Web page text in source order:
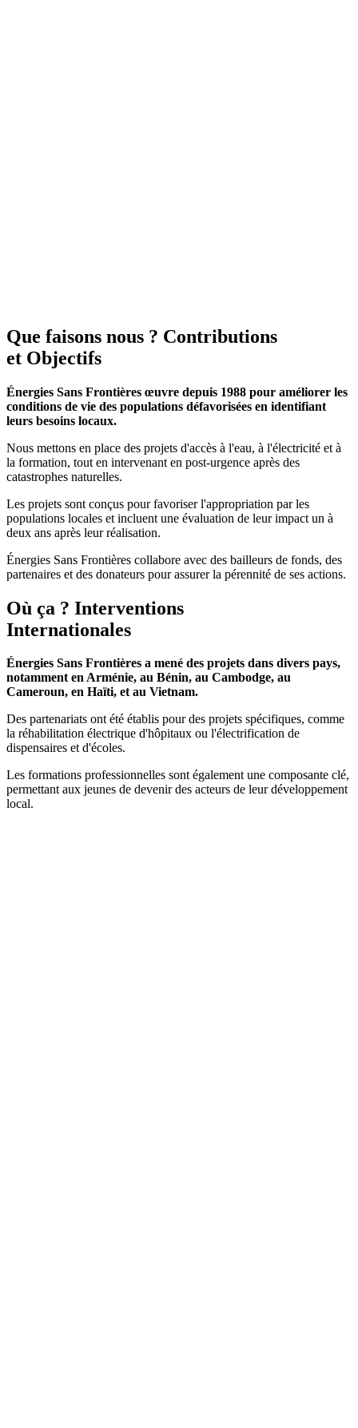
Que faisons nous ? Contributions
et Objectifs
Énergies Sans Frontières œuvre depuis 1988 pour améliorer les
conditions de vie des populations défavorisées en identifiant
leurs besoins locaux.
Nous mettons en place des projets d'accès à l'eau, à l'électricité et à
la formation, tout en intervenant en post-urgence après des
catastrophes naturelles.
Les projets sont conçus pour favoriser l'appropriation par les
populations locales et incluent une évaluation de leur impact un à
deux ans après leur réalisation.
Énergies Sans Frontières collabore avec des bailleurs de fonds, des
partenaires et des donateurs pour assurer la pérennité de ses actions.
Où ça ? Interventions
Internationales
Énergies Sans Frontières a mené des projets dans divers pays,
notamment en Arménie, au Bénin, au Cambodge, au
Cameroun, en Haïti, et au Vietnam. ​
Des partenariats ont été établis pour des projets spécifiques, comme
la réhabilitation électrique d'hôpitaux ou l'électrification de
dispensaires et d'écoles.
Les formations professionnelles sont également une composante clé,
permettant aux jeunes de devenir des acteurs de leur développement
local.